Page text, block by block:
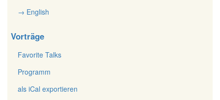
→ English
Vorträge
Favorite Talks
Programm
als iCal exportieren